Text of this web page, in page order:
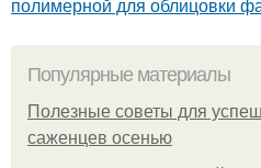
полимерной для облицовки
Популярные материалы
Полезные советы для
саженцев осенью